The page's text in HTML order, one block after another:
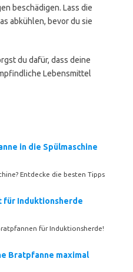
beschädigen. Lass die
abkühlen, bevor du sie
du dafür, dass deine
Lebensmittel
in die Spülmaschine
Entdecke die besten Tipps
für Induktionsherde
für Induktionsherde!
Bratpfanne maximal